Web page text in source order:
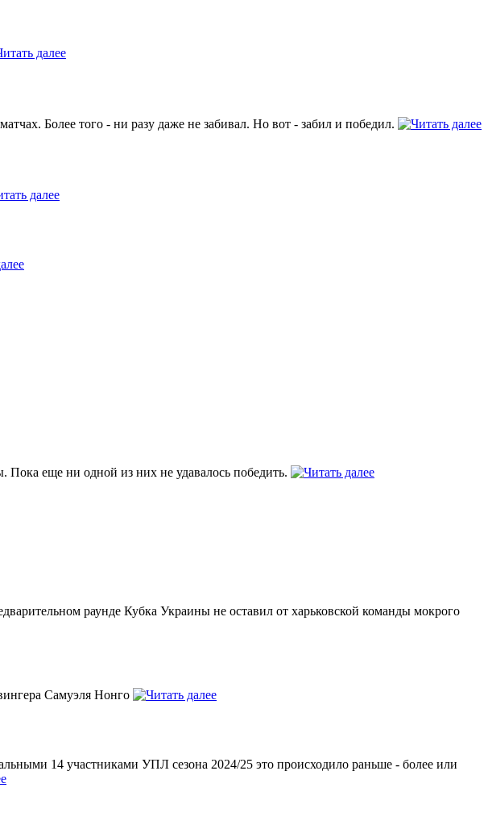
Более того - ни разу даже не забивал. Но вот - забил и победил.
Пока еще ни одной из них не удавалось победить.
раунде Кубка Украины не оставил от харьковской команды мокрого
Самуэля Нонго
14 участниками УПЛ сезона 2024/25 это происходило раньше - более или